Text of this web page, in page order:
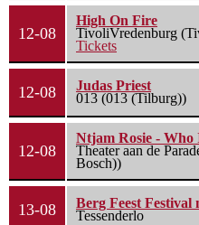
12-08
High On Fire
TivoliVredenburg
Tickets
12-08
Judas Priest
013 (013 (Tilburg))
12-08
Ntjam Rosie - Who
Theater aan de
Bosch))
13-08
Berg Feest Festival
Tessenderlo